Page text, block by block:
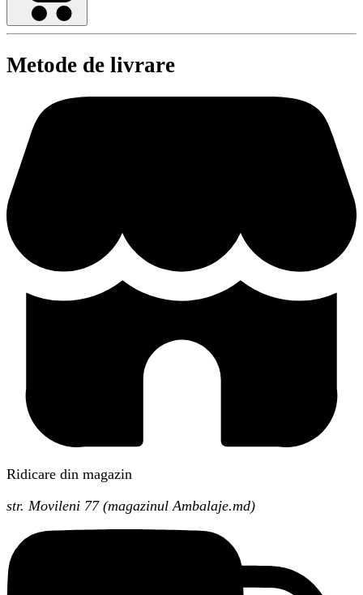
Metode de livrare
Ridicare din magazin
str. Movileni 77 (magazinul Ambalaje.md)